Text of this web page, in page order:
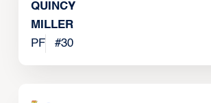
QUINCY
MILLER
PF
#30